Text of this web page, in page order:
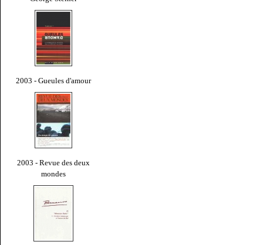
2003 - Gueules d'amour
2003 - Revue des deux
mondes